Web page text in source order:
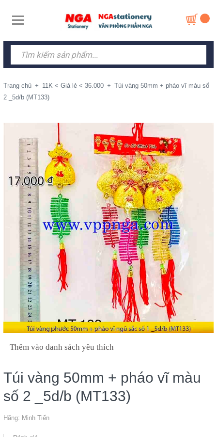
Trang chủ + 11K < Giá lẻ < 36.000 + Túi vàng 50mm + pháo vĩ màu số
2 _5d/b (MT133)
Thêm vào danh sách yêu thích
Túi vàng 50mm + pháo vĩ màu
số 2 _5d/b (MT133)
Hãng: Minh Tiến